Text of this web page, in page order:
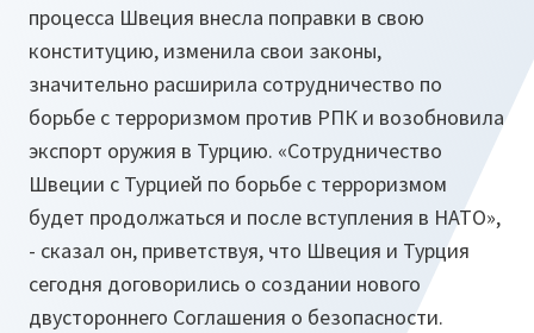
процесса Швеция внесла поправки в свою
конституцию, изменила свои законы,
значительно расширила сотрудничество по
борьбе с терроризмом против РПК и возобновила
экспорт оружия в Турцию. «Сотрудничество
Швеции с Турцией по борьбе с терроризмом
будет продолжаться и после вступления в НАТО»,
- сказал он, приветствуя, что Швеция и Турция
сегодня договорились о создании нового
двустороннего Соглашения о безопасности.